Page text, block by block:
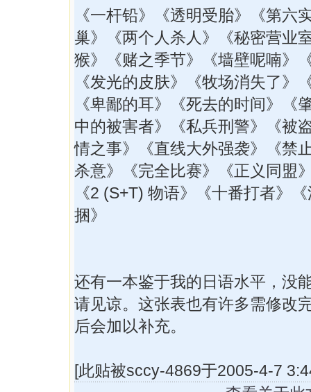
《一杆铅》《透明受胎》《第六
巢》《两个人杀人》《秘密营业
猴》《赌之季节》《墙壁呢喃》
《发光的皮肤》《牧场消失了》
《卑鄙的耳》《死去的时间》《
中的被害者》《私兵刑警》《被
情之事》《直线大外强袭》《禁
杀意》《完全比赛》《正义同盟
《2 (S+T) 物语》《十番打者》
捆》
还有一本鉴于我的日语水平，没
请见谅。这张表也有许多需修改
后会加以补充。
[此贴被sccy-4869于2005-4-7